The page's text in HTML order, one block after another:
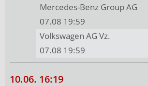
Mercedes-Benz Group AG
07.08 19:59
Volkswagen AG Vz.
07.08 19:59
10.06. 16:19